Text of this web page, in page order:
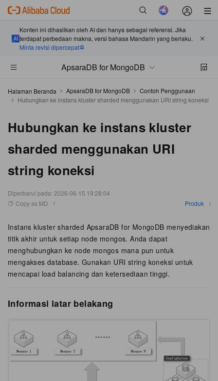
Konten ini dihasilkan oleh AI dan hanya sebagai referensi. Jika
terdapat perbedaan makna, versi bahasa Mandarin yang berlaku.
Minta revisi dipercepat
ApsaraDB for MongoDB
Halaman Beranda ApsaraDB for MongoDB
Contoh Penggunaan
Hubungkan ke instans kluster sharded menggunakan URI string koneksi
Hubungkan ke instans kluster
sharded menggunakan URI
string koneksi
Diperbarui pada: 2026-06-15 19:28:04
Copy as MD
Produk
Instans kluster sharded ApsaraDB for MongoDB menyediakan
titik akhir untuk setiap node mongos. Anda dapat
menghubungkan ke node mongos mana pun untuk
mengakses database. Gunakan URI string koneksi untuk
mencapai load balancing dan ketersediaan tinggi.
Informasi latar belakang